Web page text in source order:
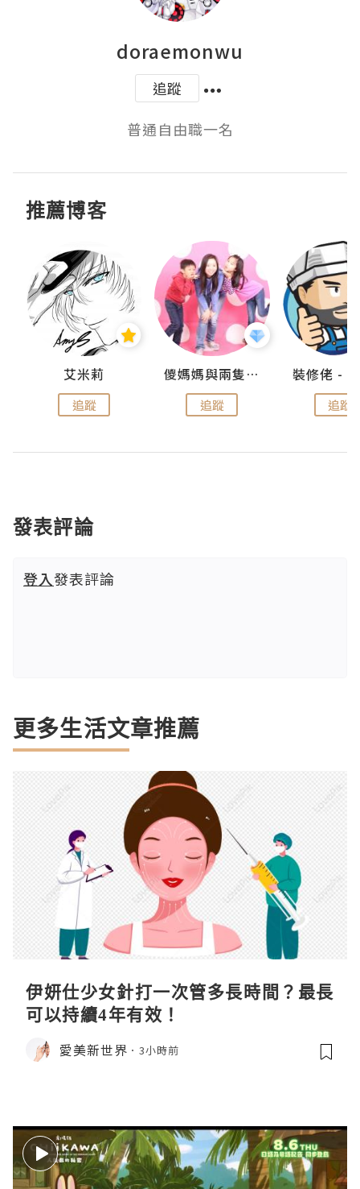
doraemonwu
追蹤
普通自由職一名
推薦博客
艾米莉
追蹤
儍媽媽與兩隻小魔怪之家
追蹤 追蹤
發表評論
登入發表評論
更多生活文章推薦
伊妍仕少女針打一次管多長時間？最長
可以持續4年有效！
愛美新世界 3小時前